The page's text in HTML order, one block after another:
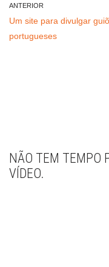
ANTERIOR
Um site para divulgar
portugueses
NÃO TEM TEMPO
VÍDEO.